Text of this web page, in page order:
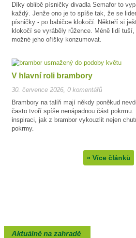
Díky oblibě písničky divadla Semafor to
každý. Jenže ono je to spíše tak, že se
písničky - po babičce klokočí. Někteří si
klokočí se vyráběly růžence. Méně lidí
možné jeho oříšky konzumovat.
V hlavní roli brambory
30. července 2026 0 komentářů
Brambory na talíři mají někdy poněkud
často tvoří spíše nenápadnou část pokrmu.
inspiraci, jak z brambor vykouzlit nejen
pokrmy.
» Více článků
Aktuálně na zahradě